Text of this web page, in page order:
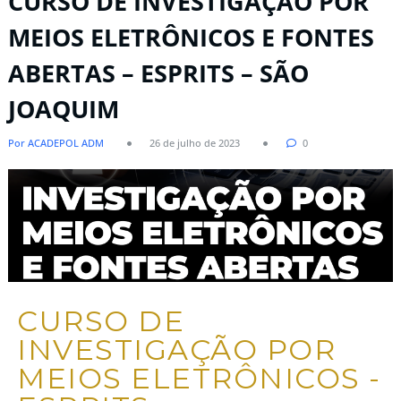
MEIOS ELETRÔNICOS E FONTES
ABERTAS – ESPRITS – SÃO
JOAQUIM
Por ACADEPOL ADM 26 de julho de 2023 0
CURSO DE
INVESTIGAÇÃO POR
MEIOS ELETRÔNICOS -